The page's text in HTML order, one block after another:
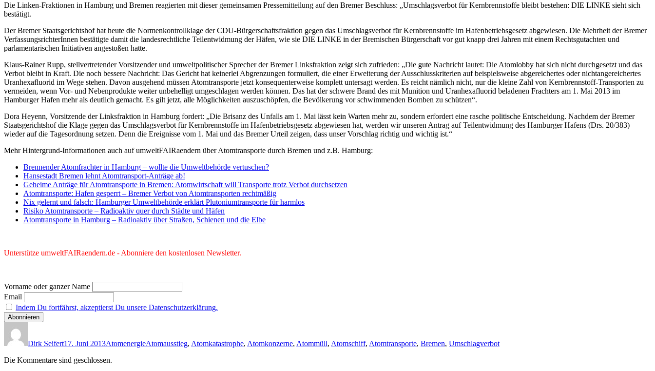
Die Linken-Fraktionen in Hamburg und Bremen reagierten mit dieser gemeinsamen Pressemitteilung auf den Bremer Beschluss: „Umschlagsverbot für Kernbrennstoffe bleibt bestehen: DIE LINKE sieht sich
bestätigt.
Der Bremer Staatsgerichtshof hat heute die Normenkontrollklage der CDU-Bürgerschaftsfraktion gegen das Umschlagsverbot für Kernbrennstoffe im Hafenbetriebsgesetz abgewiesen. Die Mehrheit der Bremer
VerfassungsrichterInnen bestätigte damit die landesrechtliche Teilentwidmung der Häfen, wie sie DIE LINKE in der Bremischen Bürgerschaft vor gut knapp drei Jahren mit einem Rechtsgutachten und
parlamentarischen Initiativen angestoßen hatte.
Klaus-Rainer Rupp, stellvertretender Vorsitzender und umweltpolitischer Sprecher der Bremer Linksfraktion zeigt sich zufrieden: „Die gute Nachricht lautet: Die Atomlobby hat sich nicht durchgesetzt und das
Verbot bleibt in Kraft. Die noch bessere Nachricht: Das Gericht hat keinerlei Abgrenzungen formuliert, die einer Erweiterung der Ausschlusskriterien auf beispielsweise abgereichertes oder nichtangereichertes
Uranhexafluorid im Wege stehen. Davon ausgehend müssen Atomtransporte jetzt konsequenterweise komplett untersagt werden. Es reicht nämlich nicht, nur die kleine Zahl von Kernbrennstoff-Transporten zu
vermeiden, wenn Vor- und Nebenprodukte weiter unbehelligt umgeschlagen werden können. Das hat der schwere Brand des mit Munition und Uranhexafluorid beladenen Frachters am 1. Mai 2013 im
Hamburger Hafen mehr als deutlich gemacht. Es gilt jetzt, alle Möglichkeiten auszuschöpfen, die Bevölkerung vor schwimmenden Bomben zu schützen“.
Dora Heyenn, Vorsitzende der Linksfraktion in Hamburg fordert: „Die Brisanz des Unfalls am 1. Mai lässt kein Warten mehr zu, sondern erfordert eine rasche politische Entscheidung. Nachdem der Bremer
Staatsgerichtshof die Klage gegen das Umschlagsverbot für Kernbrennstoffe im Hafenbetriebsgesetz abgewiesen hat, werden wir unseren Antrag auf Teilentwidmung des Hamburger Hafens (Drs. 20/383)
wieder auf die Tagesordnung setzen. Denn die Ereignisse vom 1. Mai und das Bremer Urteil zeigen, dass unser Vorschlag richtig und wichtig ist.“
Mehr Hintergrund-Informationen auch auf umweltFAIRaendern über Atomtransporte durch Bremen und z.B. Hamburg:
Brennender Atomfrachter in Hamburg – wollte die Umweltbehörde vertuschen?
Hansestadt Bremen lehnt Atomtransport-Anträge ab!
Geheime Anträge für Atomtransporte in Bremen: Atomwirtschaft will Transporte trotz Verbot durchsetzen
Atomtransporte: Hafen gesperrt – Bremer Verbot von Atomtransporten rechtmäßig
Nix gelernt und falsch: Hamburger Umweltbehörde erklärt Plutoniumtransporte für harmlos
Risiko Atomtransporte – Radioaktiv quer durch Städte und Häfen
Atomtransporte in Hamburg – Radioaktiv über Straßen, Schienen und die Elbe
Unterstütze umweltFAIRaendern.de - Abonniere den kostenlosen Newsletter.
Vorname oder ganzer Name
Email
Indem Du fortfährst, akzeptierst Du unsere Datenschutzerklärung.
Dirk Seifert17. Juni 2013AtomenergieAtomausstieg, Atomkatastrophe, Atomkonzerne, Atommüll, Atomschiff, Atomtransporte, Bremen, Umschlagverbot
Die Kommentare sind geschlossen.